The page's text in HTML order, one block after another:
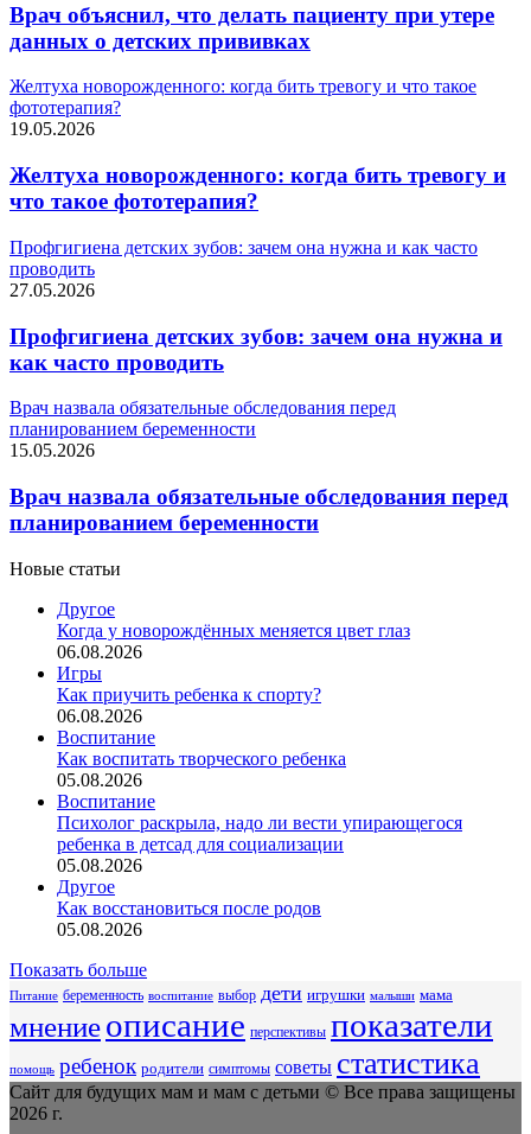
Врач объяснил, что делать пациенту при утере
данных о детских прививках
Желтуха новорожденного: когда бить тревогу и что такое
фототерапия?
19.05.2026
Желтуха новорожденного: когда бить тревогу и
что такое фототерапия?
Профгигиена детских зубов: зачем она нужна и как часто
проводить
27.05.2026
Профгигиена детских зубов: зачем она нужна и
как часто проводить
Врач назвала обязательные обследования перед
планированием беременности
15.05.2026
Врач назвала обязательные обследования перед
планированием беременности
Новые статьи
Другое
Когда у новорождённых меняется цвет глаз
06.08.2026
Игры
Как приучить ребенка к спорту?
06.08.2026
Воспитание
Как воспитать творческого ребенка
05.08.2026
Воспитание
Психолог раскрыла, надо ли вести упирающегося
ребенка в детсад для социализации
05.08.2026
Другое
Как восстановиться после родов
05.08.2026
Показать больше
Питание беременность воспитание выбор дети игрушки малыши мама
мнениеописание перспективы показатели
помощь ребенок родители симптомы советы статистика
Сайт для будущих мам и мам с детьми © Все права защищены
2026 г.